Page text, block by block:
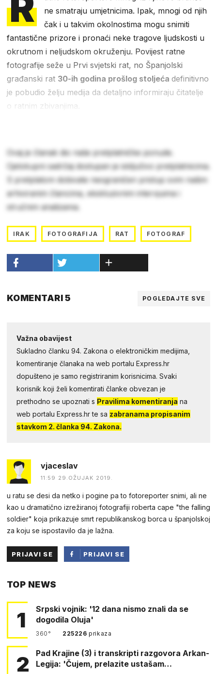
ne smatraju umjetnicima. Ipak, mnogi od njih
čak i u takvim okolnostima mogu snimiti
fantastične prizore i pronaći neke tragove ljudskosti u
okrutnom i neljudskom okruženju. Povijest ratne
fotografije seže u Prvi svjetski rat, no Španjolski
građanski rat 30-ih godina prošlog stoljeća definitivno
je pobudio želju medija da detaljno informiraju čitatelje
o ratnim zbivanjima.
Ovaj je članak dio naše pretplatničke ponude.
Cjelokupni sadržaj dostupan je isključivo pretplatnicima.
S pretplatom dobivate neograničen pristup svim našim
arhiviranim člancima, ekskluzivnim intervjuima i
stručnim analizama.
IRAK FOTOGRAFIJA RAT FOTOGRAF
KOMENTARI 5 POGLEDAJTE SVE
Važna obavijest
Sukladno članku 94. Zakona o elektroničkim medijima,
komentiranje članaka na web portalu Express.hr
dopušteno je samo registriranim korisnicima. Svaki
korisnik koji želi komentirati članke obvezan je
prethodno se upoznati s Pravilima komentiranja na
web portalu Express.hr te sa zabranama propisanim
stavkom 2. članka 94. Zakona.
vjaceslav
11:59 29.OŽUJAK 2019.
u ratu se desi da netko i pogine pa to fotoreporter snimi, ali ne
kao u dramatično izrežiranoj fotografiji roberta cape "the falling
soldier" koja prikazuje smrt republikanskog borca u španjolskoj
za koju se ispostavilo da je lažna.
PRIJAVI SE
PRIJAVI SE
TOP NEWS
1
Srpski vojnik: '12 dana nismo znali da se
dogodila Oluja'
360° 225226prikaza
2
Pad Krajine (3) i transkripti razgovora Arkan-
Legija: 'Čujem, prelazite ustašam…